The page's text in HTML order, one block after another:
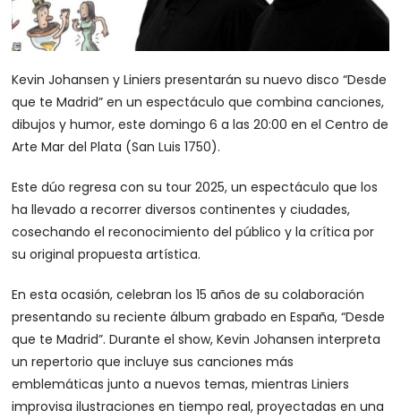
Kevin Johansen y Liniers presentarán su nuevo disco “Desde
que te Madrid” en un espectáculo que combina canciones,
dibujos y humor, este domingo 6 a las 20:00 en el Centro de
Arte Mar del Plata (San Luis 1750).
Este dúo regresa con su tour 2025, un espectáculo que los
ha llevado a recorrer diversos continentes y ciudades,
cosechando el reconocimiento del público y la crítica por
su original propuesta artística.
En esta ocasión, celebran los 15 años de su colaboración
presentando su reciente álbum grabado en España, “Desde
que te Madrid”. Durante el show, Kevin Johansen interpreta
un repertorio que incluye sus canciones más
emblemáticas junto a nuevos temas, mientras Liniers
improvisa ilustraciones en tiempo real, proyectadas en una